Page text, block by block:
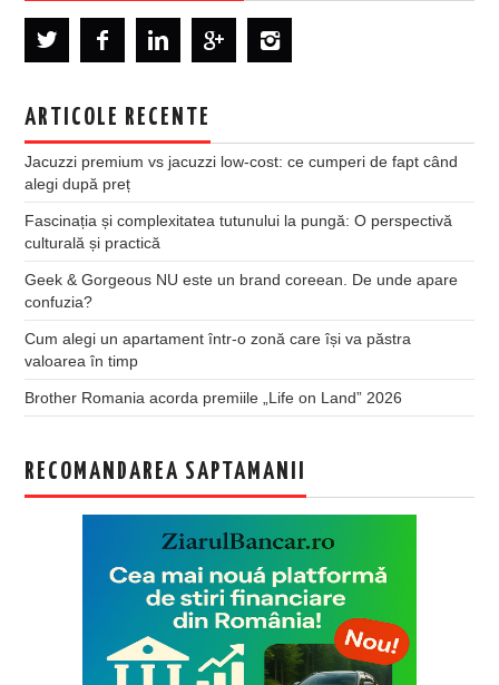
ARTICOLE RECENTE
Jacuzzi premium vs jacuzzi low-cost: ce cumperi de fapt când
alegi după preț
Fascinația și complexitatea tutunului la pungă: O perspectivă
culturală și practică
Geek & Gorgeous NU este un brand coreean. De unde apare
confuzia?
Cum alegi un apartament într-o zonă care își va păstra
valoarea în timp
Brother Romania acorda premiile „Life on Land” 2026
RECOMANDAREA SAPTAMANII